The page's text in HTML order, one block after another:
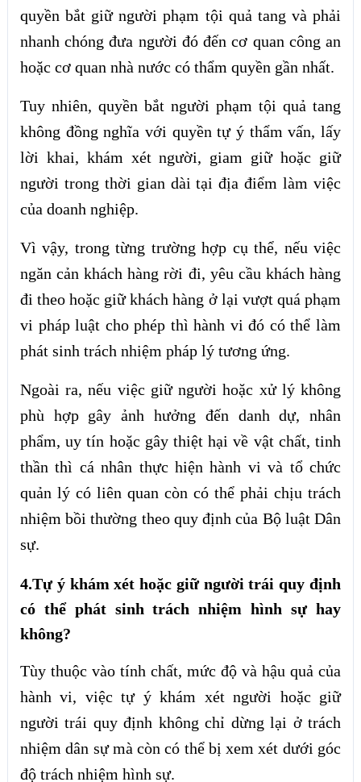
quyền bắt giữ người phạm tội quả tang và phải
nhanh chóng đưa người đó đến cơ quan công an
hoặc cơ quan nhà nước có thẩm quyền gần nhất.
Tuy nhiên, quyền bắt người phạm tội quả tang
không đồng nghĩa với quyền tự ý thẩm vấn, lấy
lời khai, khám xét người, giam giữ hoặc giữ
người trong thời gian dài tại địa điểm làm việc
của doanh nghiệp.
Vì vậy, trong từng trường hợp cụ thể, nếu việc
ngăn cản khách hàng rời đi, yêu cầu khách hàng
đi theo hoặc giữ khách hàng ở lại vượt quá phạm
vi pháp luật cho phép thì hành vi đó có thể làm
phát sinh trách nhiệm pháp lý tương ứng.
Ngoài ra, nếu việc giữ người hoặc xử lý không
phù hợp gây ảnh hưởng đến danh dự, nhân
phẩm, uy tín hoặc gây thiệt hại về vật chất, tinh
thần thì cá nhân thực hiện hành vi và tổ chức
quản lý có liên quan còn có thể phải chịu trách
nhiệm bồi thường theo quy định của Bộ luật Dân
sự.
4.Tự ý khám xét hoặc giữ người trái quy định
có thể phát sinh trách nhiệm hình sự hay
không?
Tùy thuộc vào tính chất, mức độ và hậu quả của
hành vi, việc tự ý khám xét người hoặc giữ
người trái quy định không chỉ dừng lại ở trách
nhiệm dân sự mà còn có thể bị xem xét dưới góc
độ trách nhiệm hình sự.